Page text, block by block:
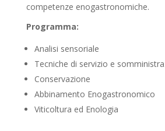
competenze enogastronomiche.
Programma:
Analisi sensoriale
Tecniche di servizio e
Conservazione
Abbinamento Enogastronomico
Viticoltura ed Enologia